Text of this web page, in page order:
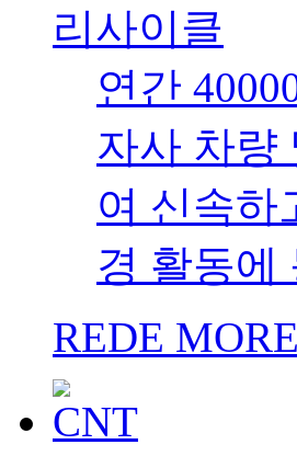
리사이클
연간
자사 차량
여 신속하
경 활동에
REDE MORE